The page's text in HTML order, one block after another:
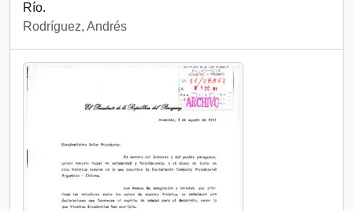
Río.
Rodríguez, Andrés